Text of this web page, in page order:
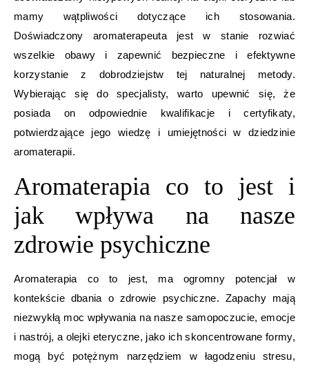
mamy wątpliwości dotyczące ich stosowania.
Doświadczony aromaterapeuta jest w stanie rozwiać
wszelkie obawy i zapewnić bezpieczne i efektywne
korzystanie z dobrodziejstw tej naturalnej metody.
Wybierając się do specjalisty, warto upewnić się, że
posiada on odpowiednie kwalifikacje i certyfikaty,
potwierdzające jego wiedzę i umiejętności w dziedzinie
aromaterapii.
Aromaterapia co to jest i
jak wpływa na nasze
zdrowie psychiczne
Aromaterapia co to jest, ma ogromny potencjał w
kontekście dbania o zdrowie psychiczne. Zapachy mają
niezwykłą moc wpływania na nasze samopoczucie, emocje
i nastrój, a olejki eteryczne, jako ich skoncentrowane formy,
mogą być potężnym narzędziem w łagodzeniu stresu,